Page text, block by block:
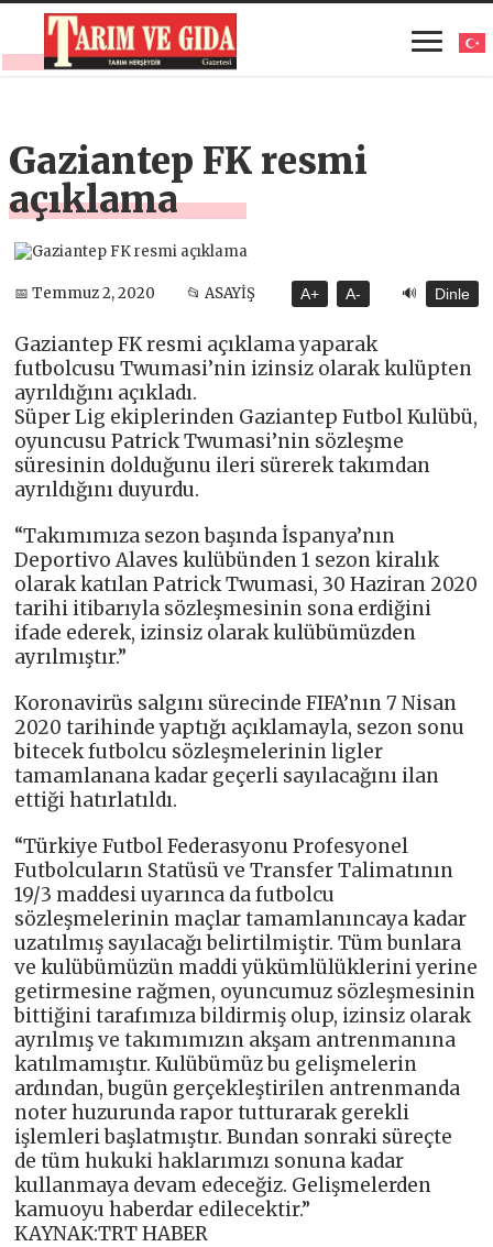
Gaziantep FK resmi
açıklama
📅 Temmuz 2, 2020 📂 ASAYİŞ A+ A- 🔊 Dinle
Gaziantep FK resmi açıklama yaparak
futbolcusu Twumasi’nin izinsiz olarak kulüpten
ayrıldığını açıkladı.
Süper Lig ekiplerinden Gaziantep Futbol Kulübü,
oyuncusu Patrick Twumasi’nin sözleşme
süresinin dolduğunu ileri sürerek takımdan
ayrıldığını duyurdu.
“Takımımıza sezon başında İspanya’nın
Deportivo Alaves kulübünden 1 sezon kiralık
olarak katılan Patrick Twumasi, 30 Haziran 2020
tarihi itibarıyla sözleşmesinin sona erdiğini
ifade ederek, izinsiz olarak kulübümüzden
ayrılmıştır.”
Koronavirüs salgını sürecinde FIFA’nın 7 Nisan
2020 tarihinde yaptığı açıklamayla, sezon sonu
bitecek futbolcu sözleşmelerinin ligler
tamamlanana kadar geçerli sayılacağını ilan
ettiği hatırlatıldı.
“Türkiye Futbol Federasyonu Profesyonel
Futbolcuların Statüsü ve Transfer Talimatının
19/3 maddesi uyarınca da futbolcu
sözleşmelerinin maçlar tamamlanıncaya kadar
uzatılmış sayılacağı belirtilmiştir. Tüm bunlara
ve kulübümüzün maddi yükümlülüklerini yerine
getirmesine rağmen, oyuncumuz sözleşmesinin
bittiğini tarafımıza bildirmiş olup, izinsiz olarak
ayrılmış ve takımımızın akşam antrenmanına
katılmamıştır. Kulübümüz bu gelişmelerin
ardından, bugün gerçekleştirilen antrenmanda
noter huzurunda rapor tutturarak gerekli
işlemleri başlatmıştır. Bundan sonraki süreçte
de tüm hukuki haklarımızı sonuna kadar
kullanmaya devam edeceğiz. Gelişmelerden
kamuoyu haberdar edilecektir.”
KAYNAK:TRT HABER